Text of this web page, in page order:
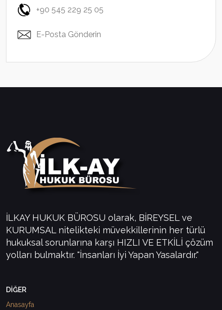
+90 545 229 25 05
E-Posta Gönderin
İLKAY HUKUK BÜROSU olarak, BİREYSEL ve
KURUMSAL nitelikteki müvekkillerinin her türlü
hukuksal sorunlarına karşı HIZLI VE ETKİLİ çözüm
yolları bulmaktır. "İnsanları İyi Yapan Yasalardır."
DİĞER
Anasayfa